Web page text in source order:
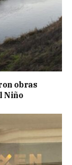
obras
Niño